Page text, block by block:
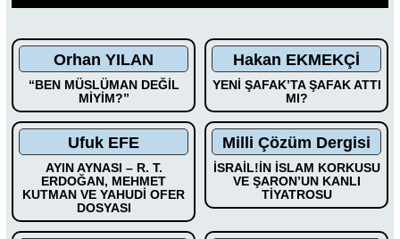
Orhan YILAN
“BEN MÜSLÜMAN DEĞİL
MİYİM?”
Hakan EKMEKÇİ
YENİ ŞAFAK’TA ŞAFAK ATTI
MI?
Ufuk EFE
AYIN AYNASI – R. T.
ERDOĞAN, MEHMET
KUTMAN VE YAHUDİ OFER
DOSYASI
Milli Çözüm Dergisi
İSRAİL!İN İSLAM KORKUSU
VE ŞARON’UN KANLI
TİYATROSU